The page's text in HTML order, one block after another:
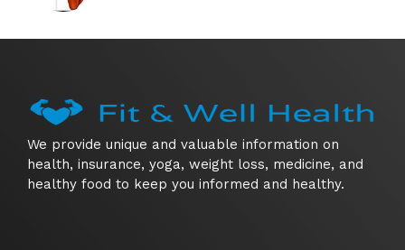
We provide unique and valuable information on
health, insurance, yoga, weight loss, medicine, and
healthy food to keep you informed and healthy.